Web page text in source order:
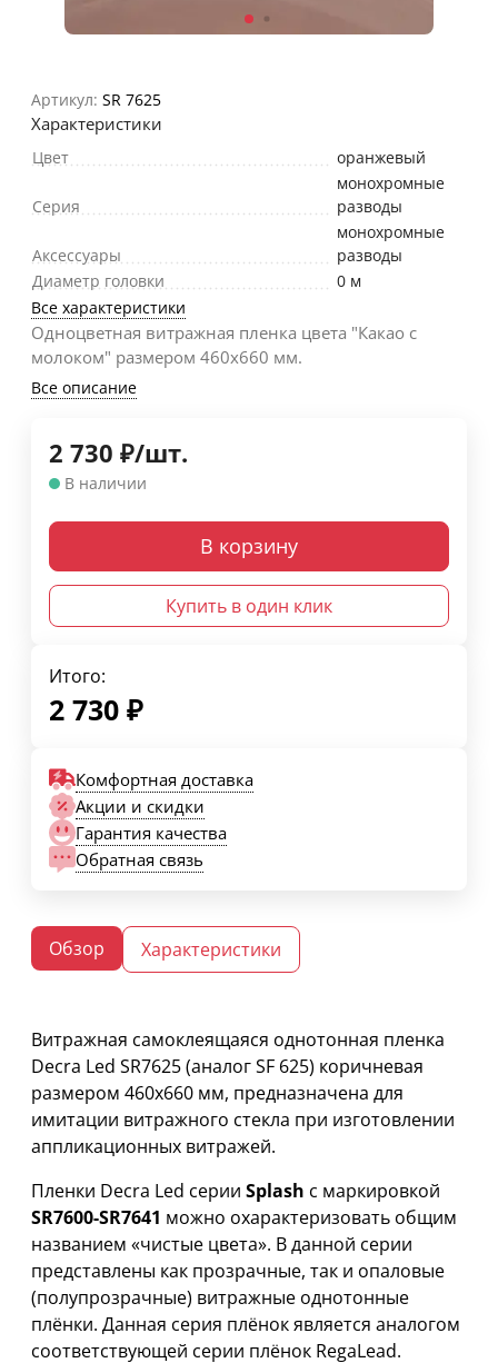
Артикул: SR 7625
Характеристики
Цвет оранжевый
Серия
монохромные
разводы
Аксессуары
монохромные
разводы
Диаметр головки
0 м
Все характеристики
Одноцветная витражная пленка цвета "Какао с
молоком" размером 460х660 мм.
Все описание
2 730 ₽/шт.
В наличии
В корзину
Купить в один клик
Итого:
2 730 ₽
Комфортная доставка
Акции и скидки
Гарантия качества
Обратная связь
Обзор Характеристики
Витражная самоклеящаяся однотонная пленка
Decra Led SR7625 (аналог SF 625) коричневая
размером 460х660 мм, предназначена для
имитации витражного стекла при изготовлении
аппликационных витражей.
Пленки Decra Led серии Splash с маркировкой
SR7600-SR7641 можно охарактеризовать общим
названием «чистые цвета». В данной серии
представлены как прозрачные, так и опаловые
(полупрозрачные) витражные однотонные
плёнки. Данная серия плёнок является аналогом
соответствующей серии плёнок RegaLead.